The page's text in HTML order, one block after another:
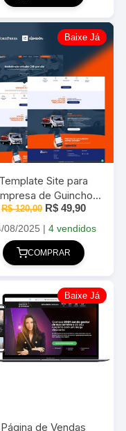
Baixe Já
Template Site para
de Guincho
100% Editável 2025
R$120,00 O
original
era:
R$ 120,00.
R$49,90O
atual
08/2025 |4 vendidos
COMPRAR
Baixe Já
Página de Vendas